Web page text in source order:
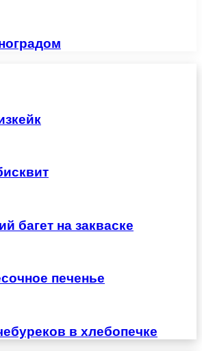
багет на закваске
печенье
в хлебопечке